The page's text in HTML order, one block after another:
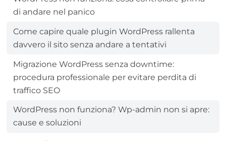
di andare nel panico
Come capire quale plugin WordPress rallenta
davvero il sito senza andare a tentativi
Migrazione WordPress senza downtime:
procedura professionale per evitare perdita di
traffico SEO
WordPress non funziona? Wp-admin non si apre:
cause e soluzioni